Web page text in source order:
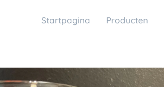
Startpagina Producten